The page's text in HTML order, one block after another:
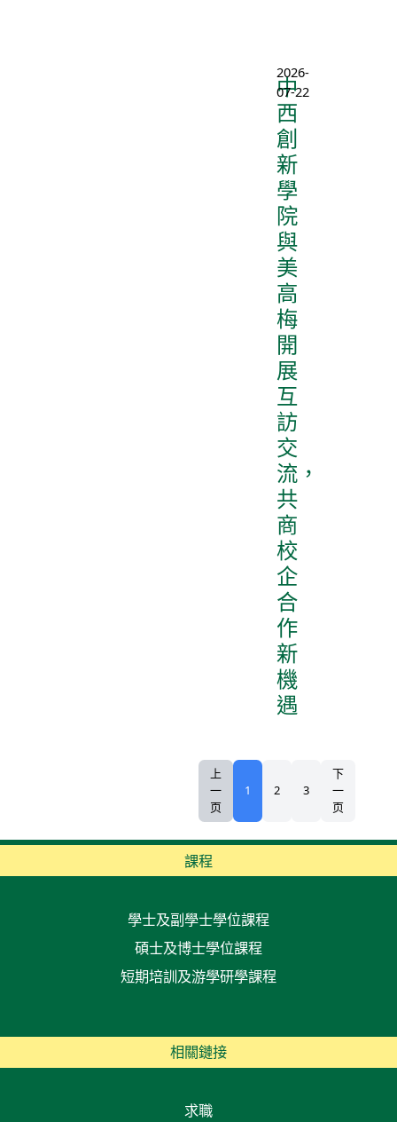
中
西
創
新
學
院
與
美
高
梅
開
展
互
訪
交
流，
共
商
校
企
合
作
新
機
遇
2026-
07-22
上
一
页
1 2 3
下
一
页
課程
學士及副學士學位課程
碩士及博士學位課程
短期培訓及游學研學課程
相關鏈接
求職